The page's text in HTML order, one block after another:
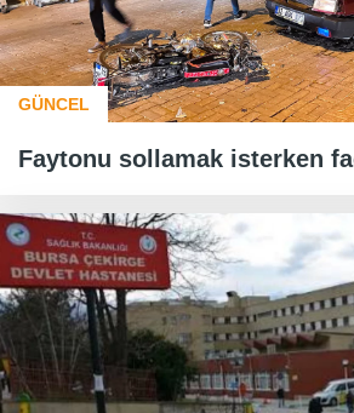
GÜNCEL
Faytonu sollamak isterken